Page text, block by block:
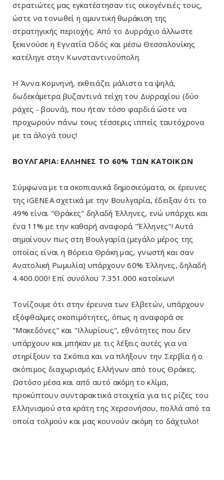
στρατιώτες μας εγκατέστησαν τις οικογένειές τους,
ώστε να τονωθεί η αμυντική θωράκιση της
στρατηγικής περιοχής. Από το Δυρράχιο άλλωστε
ξεκινούσε η Εγνατία Οδός και μέσω Θεσσαλονίκης
κατέληγε στην Κωνσταντινούπολη.
Η Άννα Κομνηνή, εκθειάζει μάλιστα τα ψηλά,
δωδεκάμετρα βυζαντινά τείχη του Δυρραχίου (δύο
ράχες - βουνά), που ήταν τόσο φαρδιά ώστε να
προχωρούν πάνω τους τέσσερις ιππείς ταυτόχρονα
με τα άλογά τους!
ΒΟΥΛΓΑΡΙΑ: ΕΛΛΗΝΕΣ ΤΟ 60% ΤΩΝ ΚΑΤΟΙΚΩΝ
Σύμφωνα με τα σκοπιανικά δημοσιεύματα, οι έρευνες
της iGENEA σχετικά με την Βουλγαρία, έδειξαν ότι το
49% είναι "Θράκες" δηλαδή Έλληνες, ενώ υπάρχει και
ένα 11% με την καθαρή αναφορά "Έλληνες"! Αυτά
σημαίνουν πως στη Βουλγαρία (μεγάλο μέρος της
οποίας είναι η Βόρεια Θράκη μας, γνωστή και σαν
Ανατολική Ρωμυλία) υπάρχουν 60% Έλληνες, δηλαδή
4.400.000! Επί συνόλου 7.351.000 κατοίκων!
Τονίζουμε ότι στην έρευνα των Ελβετών, υπάρχουν
εξόφθαλμες σκοπιμότητες, όπως η αναφορά σε
"Μακεδόνες" και "Ιλλυρίους", εθνότητες που δεν
υπάρχουν και μπήκαν με τις λέξεις αυτές για να
στηρίξουν τα Σκόπια και να πλήξουν την Σερβία ή ο
σκόπιμος διαχωρισμός Ελλήνων από τους Θράκες.
Ωστόσο μέσα και από αυτό ακόμη το κλίμα,
προκύπτουν συνταρακτικά στοιχεία για τις ρίζες του
Ελληνισμού στα κράτη της Χερσονήσου, πολλά από τα
οποία τολμούν και μας κουνούν ακόμη το δάχτυλο!